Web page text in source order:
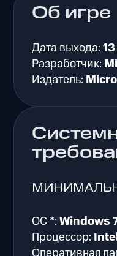
Об игре
Дата выхода:
Разработчик:
Издатель:
ОС *:Windows
Процессор: